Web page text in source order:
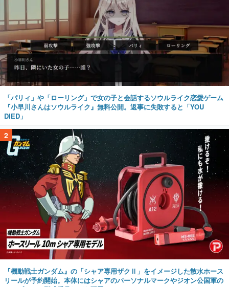
「パリィ」や「ローリング」で女の子と会話するソウルライク恋愛ゲーム
『小早川さんはソウルライク』無料公開。返事に失敗すると「YOU
DIED」
2
『機動戦士ガンダム』の「シャア専用ザクⅡ」をイメージした散水ホース
リールが予約開始。本体にはシャアのパーソナルマークやジオン公国軍の